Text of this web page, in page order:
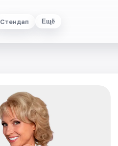
Стендап Ещё